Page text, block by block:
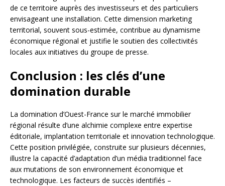
de ce territoire auprès des investisseurs et des particuliers
envisageant une installation. Cette dimension marketing
territorial, souvent sous-estimée, contribue au dynamisme
économique régional et justifie le soutien des collectivités
locales aux initiatives du groupe de presse.
Conclusion : les clés d’une
domination durable
La domination d’Ouest-France sur le marché immobilier
régional résulte d’une alchimie complexe entre expertise
éditoriale, implantation territoriale et innovation technologique.
Cette position privilégiée, construite sur plusieurs décennies,
illustre la capacité d’adaptation d’un média traditionnel face
aux mutations de son environnement économique et
technologique. Les facteurs de succès identifiés –